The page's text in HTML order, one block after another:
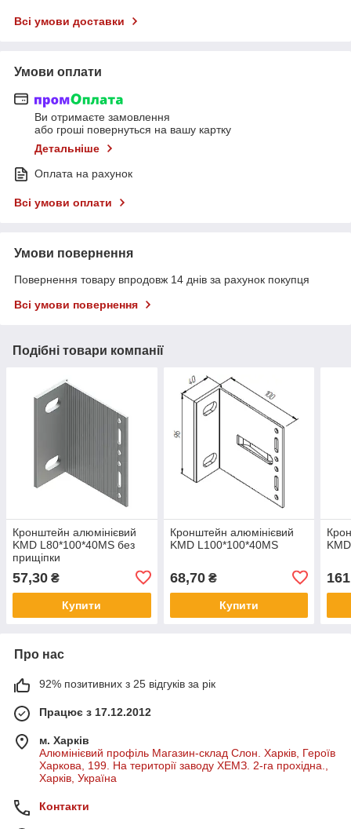
Всі умови доставки
Умови оплати
Ви отримаєте замовлення
або гроші повернуться на вашу картку
Детальніше
Оплата на рахунок
Всі умови оплати
Умови повернення
Повернення товару впродовж 14 днів за рахунок покупця
Всі умови повернення
Подібні товари компанії
Кронштейн алюмінієвий
KMD L80*100*40МS без
прищіпки
57,30 ₴
Купити
Кронштейн алюмінієвий
KMD L100*100*40МS
68,70₴
Купити
Про нас
92% позитивних з 25 відгуків за рік
Працює з 17.12.2012
м. Харків
Алюмінієвий профіль Магазин-склад Слон. Харків, Героїв
Харкова, 199. На території заводу ХЕМЗ. 2-га прохідна.,
Харків, Україна
Контакти